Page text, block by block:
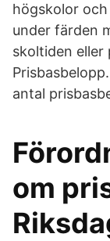
högskolor
under färden
skoltiden eller
antal
om